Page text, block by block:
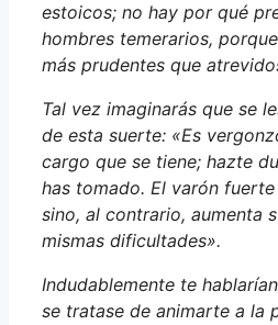
estoicos; no hay por qué
hombres temerarios,
más prudentes que
Tal vez imaginarás que se
de esta suerte: «Es
cargo que se tiene; hazte
has tomado. El varón
sino, al contrario, aumenta
mismas dificultades».
Indudablemente te
se tratase de animarte a la